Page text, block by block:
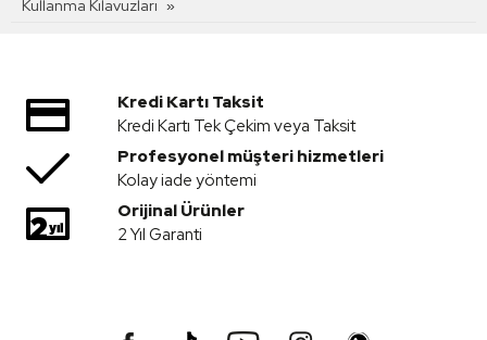
Kullanma Kılavuzları
Kredi Kartı Taksit
Kredi Kartı Tek Çekim veya Taksit
Profesyonel müşteri hizmetleri
Kolay iade yöntemi
Orijinal Ürünler
2 Yıl Garanti